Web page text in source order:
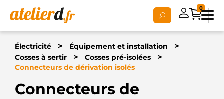
0
Électricité > Équipement et installation >
Cosses à sertir > Cosses pré-isolées >
Connecteurs de dérivation isolés
Connecteurs de